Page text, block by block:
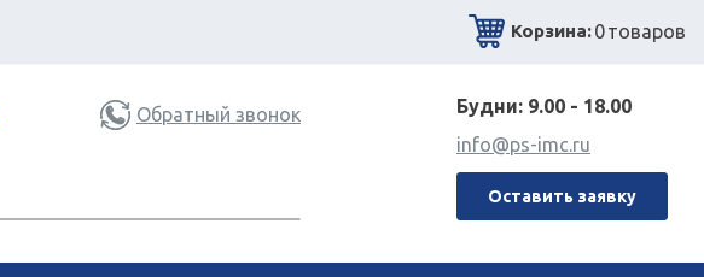
Корзина:0товаров
Обратный звонок
Будни: 9.00 - 18.00
info@ps-imc.ru
Оставить заявку